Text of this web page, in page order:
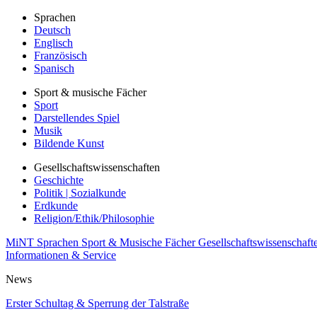
Sprachen
Deutsch
Englisch
Französisch
Spanisch
Sport & musische Fächer
Sport
Darstellendes Spiel
Musik
Bildende Kunst
Gesellschaftswissenschaften
Geschichte
Politik | Sozialkunde
Erdkunde
Religion/Ethik/Philosophie
MiNT Sprachen Sport & Musische Fächer
Informationen & Service
News
Erster Schultag & Sperrung der Talstraße